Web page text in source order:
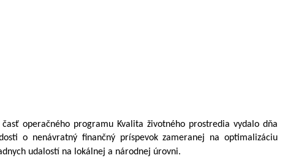
operačného programu Kvalita životného prostredia vydalo dňa
o nenávratný finančný príspevok zameranej na optimalizáciu
udalostí na lokálnej a národnej úrovni.